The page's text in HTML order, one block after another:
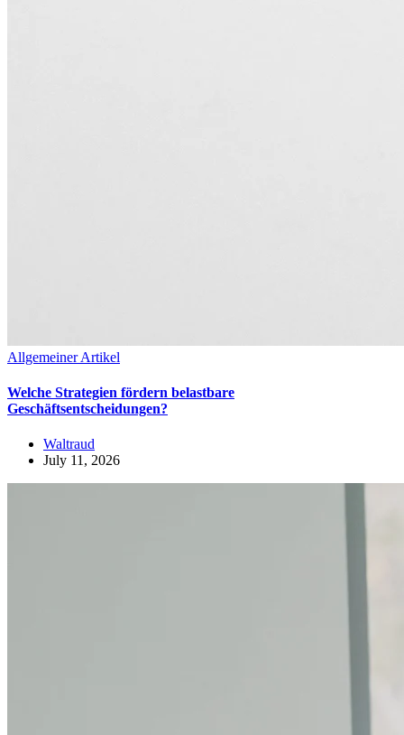
Allgemeiner Artikel
Welche Strategien fördern belastbare
Geschäftsentscheidungen?
Waltraud
July 11, 2026